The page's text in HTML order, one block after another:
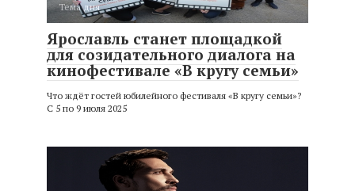
Тема дня
Ярославль станет площадкой
для созидательного диалога на
кинофестивале «В кругу семьи»
Что ждёт гостей юбилейного фестиваля «В кругу семьи»?
С 5 по 9 июля 2025